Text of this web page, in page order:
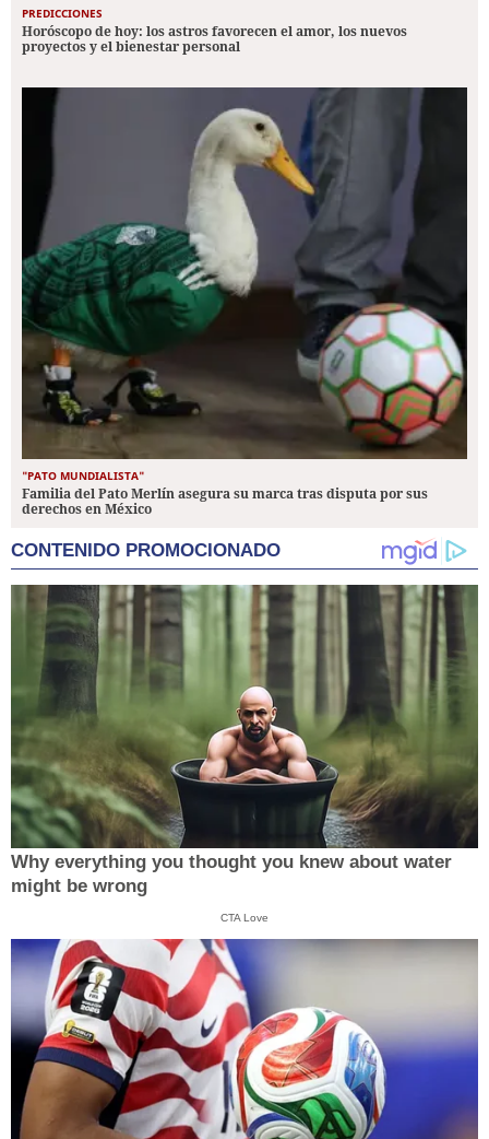
PREDICCIONES
Horóscopo de hoy: los astros favorecen el amor, los nuevos
proyectos y el bienestar personal
"PATO MUNDIALISTA"
Familia del Pato Merlín asegura su marca tras disputa por sus
derechos en México
CONTENIDO PROMOCIONADO
Why everything you thought you knew about water
might be wrong
CTA Love